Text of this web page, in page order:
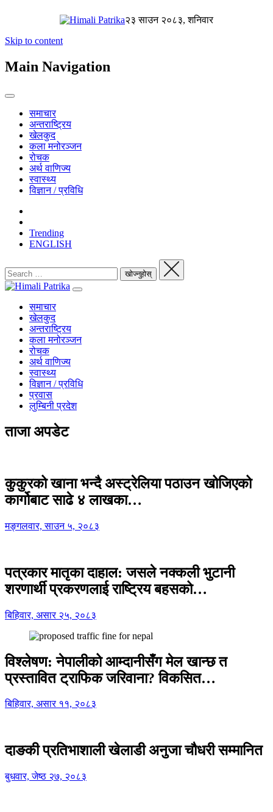
२३ साउन २०८३, शनिवार
Skip to content
Main Navigation
समाचार
अन्तराष्ट्रिय
खेलकुद
कला मनोरञ्जन
रोचक
अर्थ वाणिज्य
स्वास्थ्य
विज्ञान / प्रविधि
Trending
ENGLISH
समाचार
खेलकुद
अन्तराष्ट्रिय
कला मनोरञ्जन
रोचक
अर्थ वाणिज्य
स्वास्थ्य
विज्ञान / प्रविधि
प्रवास
लुम्बिनी प्रदेश
ताजा अपडेट
कुकुरको खाना भन्दै अस्ट्रेलिया पठाउन खोजिएको
कार्गोबाट साढे ४ लाखका…
मङ्गलवार, साउन ५, २०८३
पत्रकार मातृका दाहाल: जसले नक्कली भुटानी
शरणार्थी प्रकरणलाई राष्ट्रिय बहसको…
बिहिवार, असार २५, २०८३
विश्लेषण: नेपालीको आम्दानीसँग मेल खान्छ त
प्रस्तावित ट्राफिक जरिवाना? विकसित…
बिहिवार, असार ११, २०८३
दाङकी प्रतिभाशाली खेलाडी अनुजा चौधरी सम्मानित
बुधवार, जेष्ठ २७, २०८३